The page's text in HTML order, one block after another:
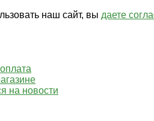
наш сайт, вы даете
на новости